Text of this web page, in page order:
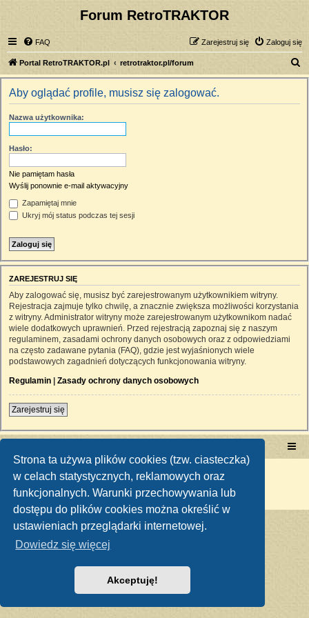
Strona ta używa plików cookies (tzw. ciasteczka)
w celach statystycznych, reklamowych oraz
funkcjonalnych. Warunki przechowywania lub
dostępu do plików cookies można określić w
ustawieniach przeglądarki internetowej.
Dowiedz się więcej
Akceptuję!
Forum RetroTRAKTOR
FAQ Zaloguj się
Zarejestruj się
Portal RetroTRAKTOR.pl retrotraktor.pl/forum
z
Aby oglądać profile, musisz się zalogować.
Nazwa użytkownika:
Hasło:
Nie pamiętam hasła
Wyślij ponownie e-mail aktywacyjny
Zapamiętaj mnie
Ukryj mój status podczas tej sesji
ZAREJESTRUJ SIĘ
Aby zalogować się, musisz być zarejestrowanym użytkownikiem witryny.
Rejestracja zajmuje tylko chwilę, a znacznie zwiększa możliwości korzystania
z witryny. Administrator witryny może zarejestrowanym użytkownikom nadać
wiele dodatkowych uprawnień. Przed rejestracją zapoznaj się z naszym
regulaminem, zasadami ochrony danych osobowych oraz z odpowiedziami
na często zadawane pytania (FAQ), gdzie jest wyjaśnionych wiele
podstawowych zagadnień dotyczących funkcjonowania witryny.
Regulamin | Zasady ochrony danych osobowych
Zarejestruj się
Technologię dostarcza phpBB ® Forum Software © phpBB Limited
Polski pakiet językowy dostarcza
Zasady ochrony danych osobowych|Regulamin